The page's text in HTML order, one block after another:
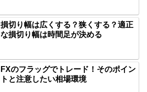
損切り幅は広くする？狭くする？適正
な損切り幅は時間足が決める
FXのフラッグでトレード！そのポイン
トと注意したい相場環境